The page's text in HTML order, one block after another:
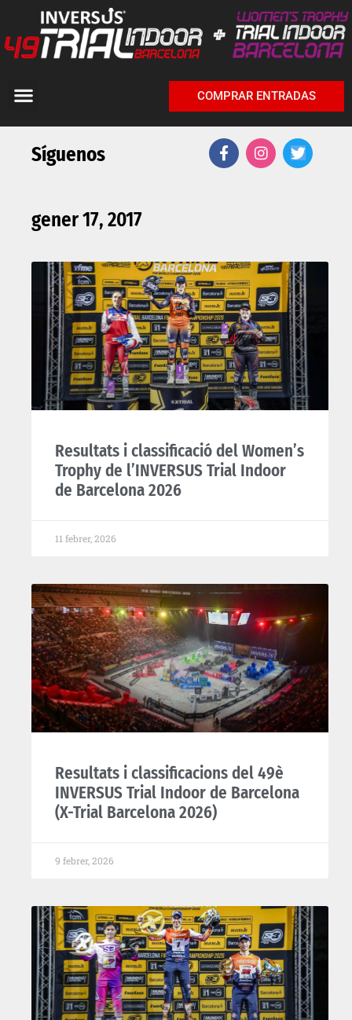
COMPRAR ENTRADAS
Síguenos
gener 17, 2017
Resultats i classificació del Women’s
Trophy de l’INVERSUS Trial Indoor
de Barcelona 2026
11 febrer, 2026
Resultats i classificacions del 49è
INVERSUS Trial Indoor de Barcelona
(X-Trial Barcelona 2026)
9 febrer, 2026